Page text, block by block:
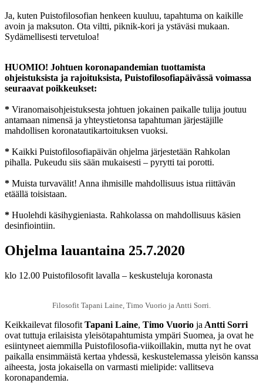
Ja, kuten Puistofilosofian henkeen kuuluu, tapahtuma on kaikille
avoin ja maksuton. Ota viltti, piknik-kori ja ystäväsi mukaan.
Sydämellisesti tervetuloa!
HUOMIO! Johtuen koronapandemian tuottamista
ohjeistuksista ja rajoituksista, Puistofilosofiapäivässä voimassa
seuraavat poikkeukset:
* Viranomaisohjeistuksesta johtuen jokainen paikalle tulija joutuu
antamaan nimensä ja yhteystietonsa tapahtuman järjestäjille
mahdollisen koronatautikartoituksen vuoksi.
* Kaikki Puistofilosofiapäivän ohjelma järjestetään Rahkolan
pihalla. Pukeudu siis sään mukaisesti – pyrytti tai porotti.
* Muista turvavälit! Anna ihmisille mahdollisuus istua riittävän
etäällä toisistaan.
* Huolehdi käsihygieniasta. Rahkolassa on mahdollisuus käsien
desinfiointiin.
Ohjelma lauantaina 25.7.2020
klo 12.00 Puistofilosofit lavalla – keskusteluja koronasta
Filosofit Tapani Laine, Timo Vuorio ja Antti Sorri.
Keikkailevat filosofit Tapani Laine, Timo Vuorio ja Antti Sorri
ovat tuttuja erilaisista yleisötapahtumista ympäri Suomea, ja ovat he
esiintyneet aiemmilla Puistofilosofia-viikoillakin, mutta nyt he ovat
paikalla ensimmäistä kertaa yhdessä, keskustelemassa yleisön kanssa
aiheesta, josta jokaisella on varmasti mielipide: vallitseva
koronapandemia.